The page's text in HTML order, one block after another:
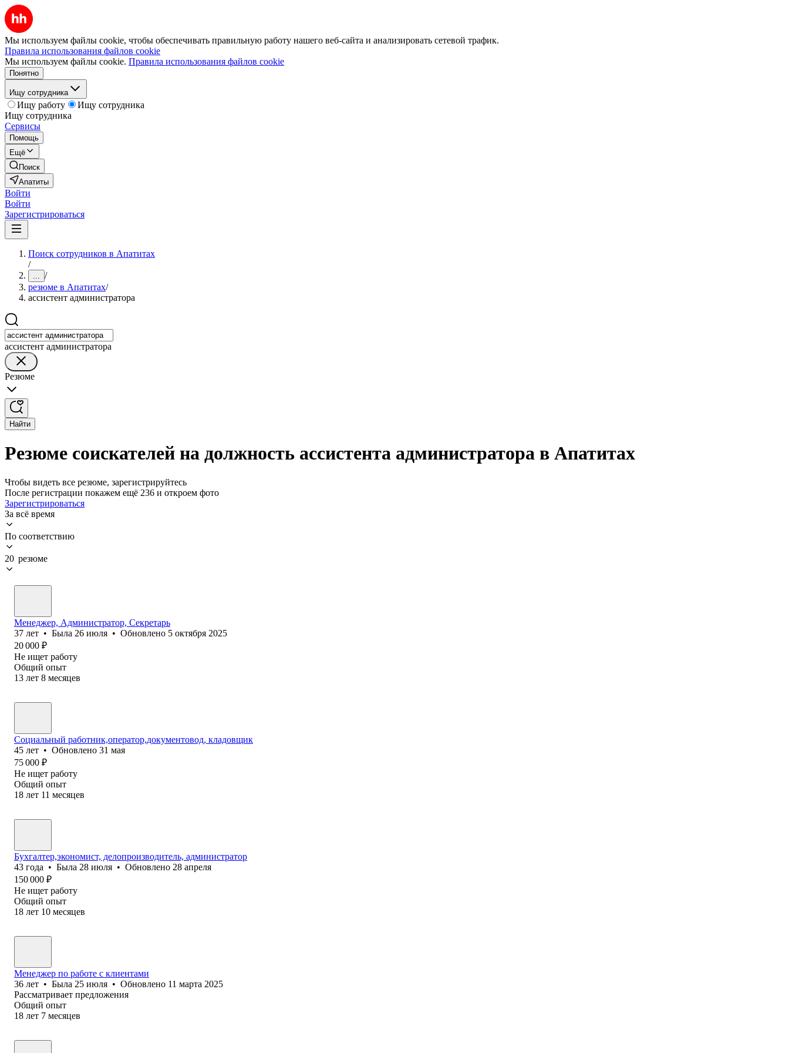
Мы используем файлы cookie, чтобы обеспечивать правильную работу нашего веб-сайта и анализировать сетевой трафик.
Правила использования файлов cookie
Мы используем файлы cookie. Правила использования файлов cookie
Понятно
Ищу сотрудника
Ищу работу
Ищу сотрудника
Ищу сотрудника
Сервисы
Помощь
Ещё
Поиск
Апатиты
Войти
Войти
Зарегистрироваться
Поиск сотрудников в Апатитах
/
... /
резюме в Апатитах/
ассистент администратора
ассистент администратора
Резюме
Найти
Резюме соискателей на должность ассистента администратора в Апатитах
Чтобы видеть все резюме, зарегистрируйтесь
После регистрации покажем ещё 236 и откроем фото
Зарегистрироваться
За всё время
По соответствию
20 резюме
Менеджер, Администратор, Секретарь
37 лет • Была 26 июля • Обновлено 5 октября 2025
20 000 ₽
Не ищет работу
Общий опыт
13 лет 8 месяцев
Социальный работник,оператор,документовод, кладовщик
45 лет • Обновлено 31 мая
75 000 ₽
Не ищет работу
Общий опыт
18 лет 11 месяцев
Бухгалтер,экономист, делопроизводитель, администратор
43 года • Была 28 июля • Обновлено 28 апреля
150 000 ₽
Не ищет работу
Общий опыт
18 лет 10 месяцев
Менеджер по работе с клиентами
36 лет • Была 25 июля • Обновлено 11 марта 2025
Рассматривает предложения
Общий опыт
18 лет 7 месяцев